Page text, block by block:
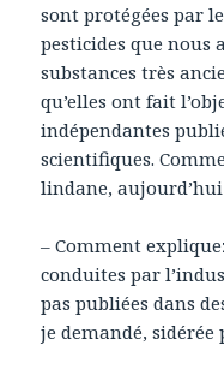
sont protégées par
pesticides que nous
substances très
qu’elles ont fait
indépendantes
scientifiques.
lindane,
– Comment
conduites par
pas publiées dans
je demandé, sidérée